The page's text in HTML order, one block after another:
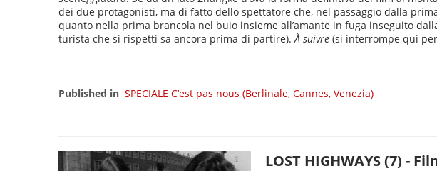
dei due protagonisti, ma di fatto dello spettatore che, nel passaggio dalla
quanto nella prima brancola nel buio insieme all’amante in fuga inseguito
turista che si rispetti sa ancora prima di partire).À suivre (si interrompe qui
Published in SPECIALE C’est pas nous (Berlinale, Cannes, Venezia)
LOST HIGHWAYS (7) -